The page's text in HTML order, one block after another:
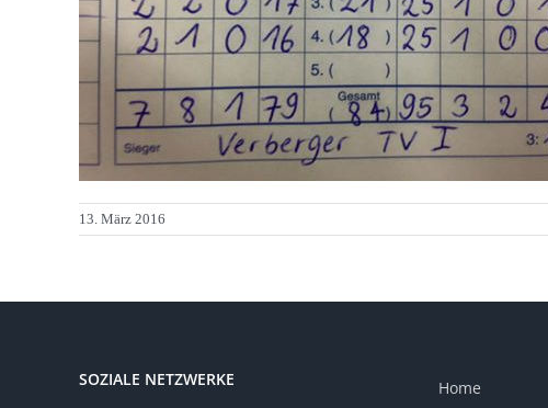
13. März 2016
SOZIALE NETZWERKE
Home